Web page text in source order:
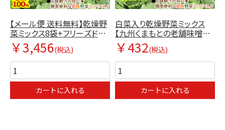
【メール便 送料無料】乾燥野
菜ミックス8袋+フリーズドラ
イ味噌汁4個【みそ醤油ホシ
サン】
￥3,456(税込)
カートに入れる
白菜入り乾燥野菜ミックス
【九州くまもとの老舗味噌屋
ホシサン】単品
￥432(税込)
カートに入れる